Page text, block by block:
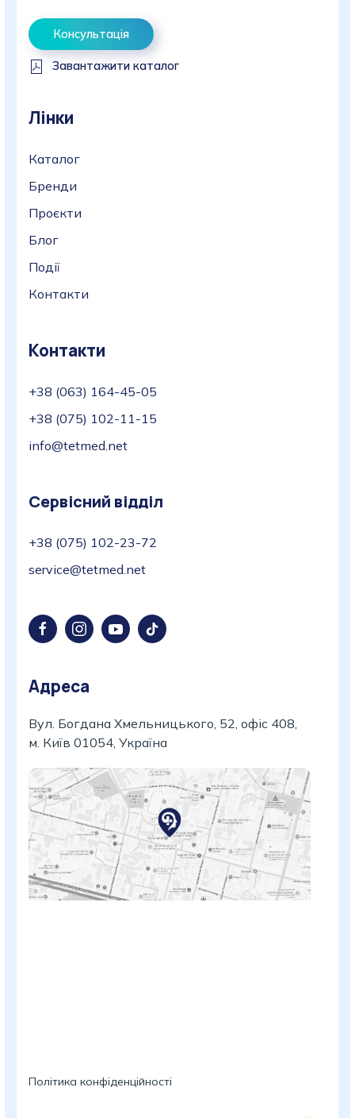
Консультація
Завантажити каталог
Лінки
Каталог
Бренди
Проєкти
Блог
Події
Контакти
Контакти
+38 (063) 164-45-05
+38 (075) 102-11-15
info@tetmed.net
Сервісний відділ
+38 (075) 102-23-72
service@tetmed.net
Адреса
Вул. Богдана Хмельницького, 52, офіс 408,
м. Київ 01054, Україна
Політика конфіденційності